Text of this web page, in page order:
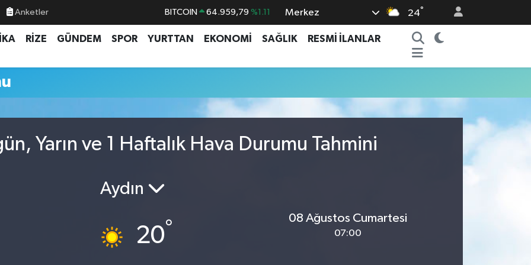
Anketler BITCOIN 64.959,79 %1.11
DOLAR 47,7436 %0.18
GRAM ALTIN 6660.55 %0.03
BİST100 13.779 %-14
Merkez 24°
RİZE GÜNDEM SPOR YURTTAN EKONOMİ SAĞLIK
RESMİ İLANLAR
Yarın ve 1 Haftalık Hava Durumu Tahmini
Aydın
20°
08 Ağustos Cumartesi
07:00